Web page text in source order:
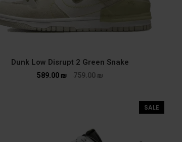
Dunk Low Disrupt 2 Green Snake
759.00₪
589.00 ₪
SALE